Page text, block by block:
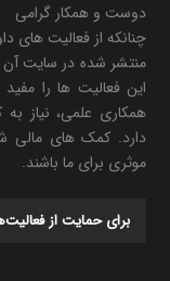
دوست و همکار گرامی
چنانکه از فعالیت های
منتشر شده در سایت آن
این فعالیت ها را مفید
همکاری علمی، نیاز به
دارد. کمک های مالی
موثری برای ما باشند.
برای حمایت از